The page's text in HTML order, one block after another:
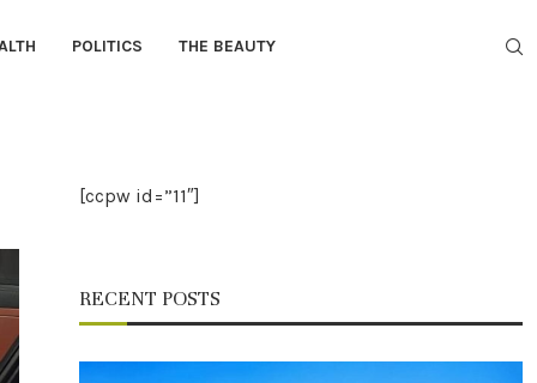
POLITICS THE BEAUTY
[ccpw id=”11″]
RECENT POSTS